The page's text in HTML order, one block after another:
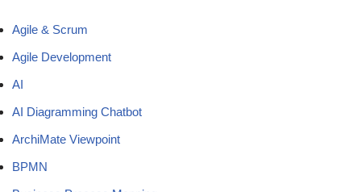
Agile & Scrum
Agile Development
AI
AI Diagramming Chatbot
ArchiMate Viewpoint
BPMN